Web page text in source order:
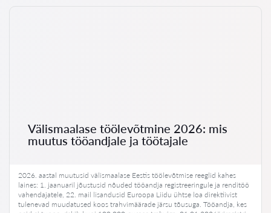
Välismaalase töölevõtmine 2026: mis
muutus tööandjale ja töötajale
2026. aastal muutusid välismaalase Eestis töölevõtmise reeglid kahes
laines: 1. jaanuaril jõustusid nõuded tööandja registreeringule ja renditöö
vahendajatele, 22. mail lisandusid Euroopa Liidu ühtse loa direktiivist
tulenevad muudatused koos trahvimäärade järsu tõusuga. Tööandja, kes